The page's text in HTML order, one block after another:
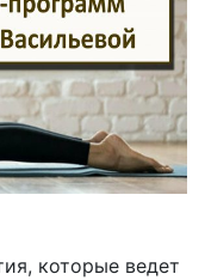
которые ведет